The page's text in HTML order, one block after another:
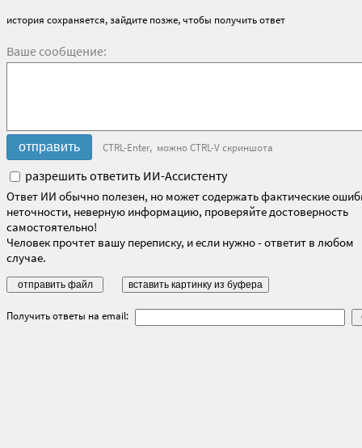
история сохраняется, зайдите позже, чтобы получить ответ
Ваше сообщение:
CTRL-Enter, можно CTRL-V скриншота
разрешить ответить ИИ-Ассистенту
Ответ ИИ обычно полезен, но может содержать фактические
неточности, неверную информацию, проверяйте достоверность
самостоятельно!
Человек прочтет вашу переписку, и если нужно - ответит в любом
случае.
Получить ответы на email: